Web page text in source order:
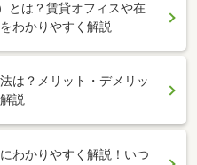
とは？賃貸オフィスや在
わかりやすく解説
は？メリット・デメリッ
説
わかりやすく解説！いつ